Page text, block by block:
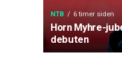
NTB 6 timer siden
Horn Myhre-
debuten